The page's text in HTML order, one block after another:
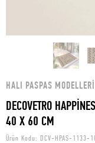
HALI PASPAS MODELLERI
DECOVETRO
40 X 60 CM
Ürün Kodu: DCV-HPAS-1133-